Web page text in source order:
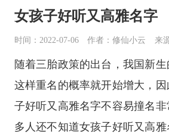
女孩子好听又高雅名字
时间：2022-07-06 作者：修仙小云 来
随着三胎政策的出台，我国新生
这样重名的概率就开始增大，
子好听又高雅名字不容易撞名
多人还不知道女孩子好听又高